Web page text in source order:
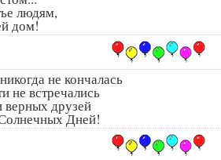
людям,
дом!
не кончалась
не встречались
верных друзей
Дней!